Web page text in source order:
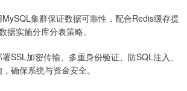
集群保证数据可靠性，配合Redis缓存提
据实施分库分表策略。
SSL加密传输、多重身份验证、防SQL注入、
确保系统与资金安全。